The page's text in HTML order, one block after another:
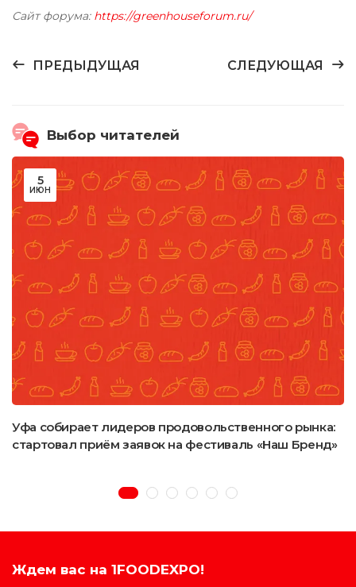
Сайт форума: https://greenhouseforum.ru/
ПРЕДЫДУЩАЯ СЛЕДУЮЩАЯ
Выбор читателей
5
ИЮН
Уфа собирает лидеров продовольственного рынка:
стартовал приём заявок на фестиваль «Наш Бренд»
Ждем вас на 1FOODEXPO!